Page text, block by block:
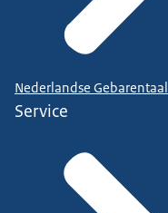
Nederlandse Gebarentaal
Service